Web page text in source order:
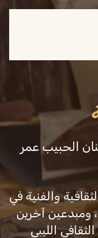
الحبيب عمر
والفنية في
ومبدعين آخرين
الليبي